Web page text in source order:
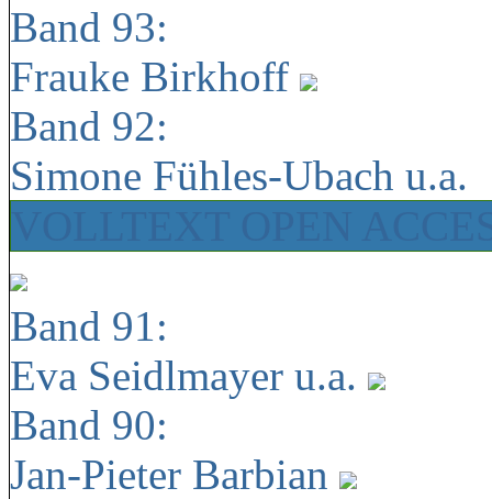
Band 93:
Frauke Birkhoff
Band 92:
Simone Fühles-Ubach u.a.
Band 91:
Eva Seidlmayer u.a.
Band 90:
Jan-Pieter Barbian